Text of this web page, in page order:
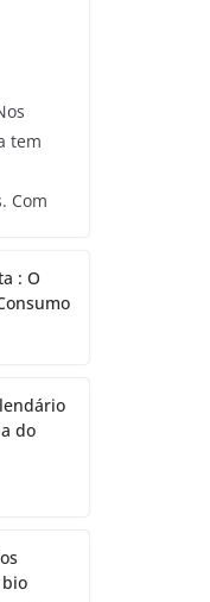
tem
Com
: O
do
bio